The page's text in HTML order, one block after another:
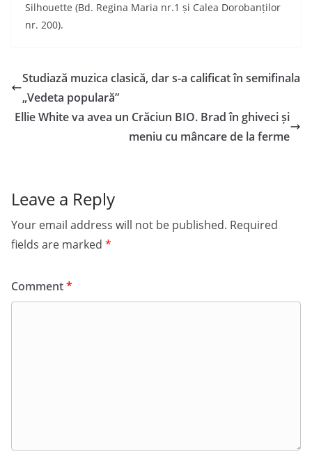
Silhouette (Bd. Regina Maria nr.1 și Calea Dorobanților
nr. 200).
Studiază muzica clasică, dar s-a calificat în semifinala
„Vedeta populară”
Ellie White va avea un Crăciun BIO. Brad în ghiveci și
meniu cu mâncare de la ferme
Leave a Reply
Your email address will not be published. Required
fields are marked *
Comment*